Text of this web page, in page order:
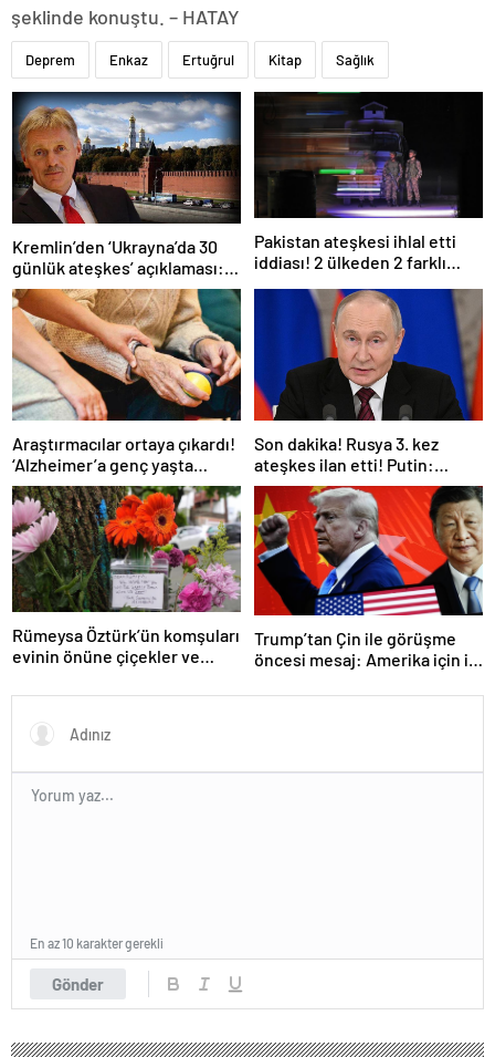
şeklinde konuştu. – HATAY
Deprem Enkaz Ertuğrul Kitap Sağlık
Kremlin’den ‘Ukrayna’da 30
günlük ateşkes’ açıklaması:
Bunu iyice düşünmeliyiz
Pakistan ateşkesi ihlal etti
iddiası! 2 ülkeden 2 farklı
Araştırmacılar ortaya çıkardı!
‘Alzheimer’a genç yaşta
yakalanabilirsiniz’
Son dakika! Rusya 3. kez
ateşkes ilan etti! Putin:
Erdoğan ile görüşme
gerçekleştireceğiz
Rümeysa Öztürk’ün komşuları
evinin önüne çiçekler ve
Trump’tan Çin ile görüşme
öncesi mesaj: Amerika için iyi
Gönder
En az 10 karakter gerekli